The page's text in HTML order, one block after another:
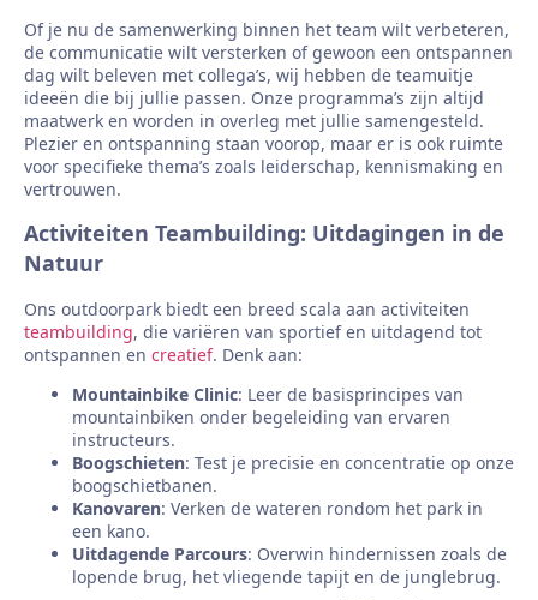
Of je nu de samenwerking binnen het team wilt verbeteren,
de communicatie wilt versterken of gewoon een ontspannen
dag wilt beleven met collega’s, wij hebben de teamuitje
ideeën die bij jullie passen. Onze programma’s zijn altijd
maatwerk en worden in overleg met jullie samengesteld.
Plezier en ontspanning staan voorop, maar er is ook ruimte
voor specifieke thema’s zoals leiderschap, kennismaking en
vertrouwen.
Activiteiten Teambuilding: Uitdagingen in de
Natuur
Ons outdoorpark biedt een breed scala aan activiteiten
teambuilding, die variëren van sportief en uitdagend tot
ontspannen en creatief. Denk aan:
Mountainbike Clinic: Leer de basisprincipes van
mountainbiken onder begeleiding van ervaren
instructeurs.
Boogschieten: Test je precisie en concentratie op onze
boogschietbanen.
Kanovaren: Verken de wateren rondom het park in
een kano.
Uitdagende Parcours: Overwin hindernissen zoals de
lopende brug, het vliegende tapijt en de junglebrug.